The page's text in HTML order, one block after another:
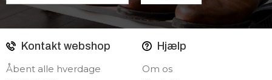
Kontakt webshop
Åbent alle hverdage
Hjælp
Om os